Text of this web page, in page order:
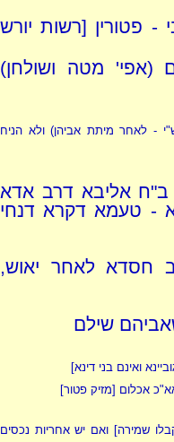
- פטורין [רשות יורש
(אפי' מטה ושולחן)
- לאחר מיתת אביהן)ולא הניח
ב"ח אליבא דרב אדא
- טעמא דקרא דנחי
חסדא לאחר יאוש,
שילם
ואינם בני דינא]
אכלום [מזיק פטור]
שמירה] ואם יש אחריות נכסים